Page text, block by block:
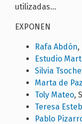
utilizadas...
EXPONEN
Rafa Abdón,
Estudio
Silvia
Marta de Paz
Toly Mateo,
Teresa
Pablo